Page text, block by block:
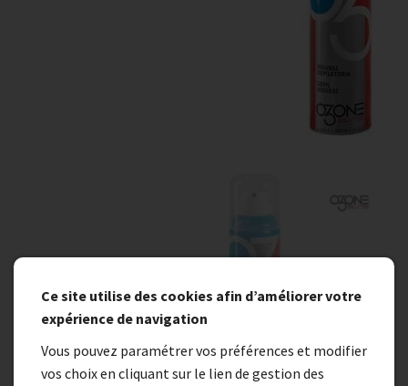
Ce site utilise des cookies afin d’améliorer votre
expérience de navigation
Vous pouvez paramétrer vos préférences et modifier
vos choix en cliquant sur le lien de gestion des